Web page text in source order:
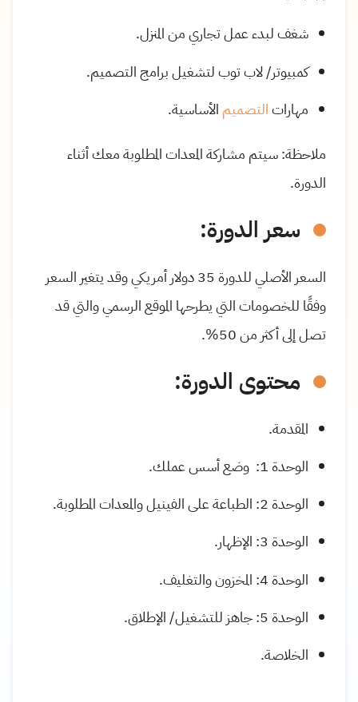
شغف لبدء عمل تجاري من المنزل.
كمبيوتر/ لاب توب لتشغيل برامج التصميم.
مهاراتالتصميم الأساسية.
ملاحظة: سيتم مشاركة المعدات المطلوبة معك أثناء
الدورة.
سعر الدورة:
السعر الأصلي للدورة 35 دولار أمريكي وقد يتغير السعر
وفقًا للخصومات التي يطرحها الموقع الرسمي والتي قد
تصل إلى أكثر من 50%.
محتوى الدورة:
المقدمة.
الوحدة 1: وضع أسس عملك.
الوحدة 2: الطباعة على الفينيل والمعدات المطلوبة.
الوحدة 3: الإظهار.
الوحدة 4: المخزون والتغليف.
الوحدة 5: جاهز للتشغيل/ الإطلاق.
الخلاصة.